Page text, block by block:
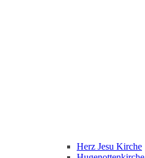
Herz Jesu Kirche